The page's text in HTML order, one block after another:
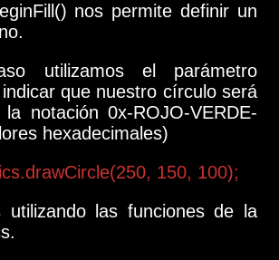
nos permite definir un
utilizamos el parámetro
que nuestro círculo será
notación 0x-ROJO-VERDE-
hexadecimales)
150, 100);
utilizando las funciones de la